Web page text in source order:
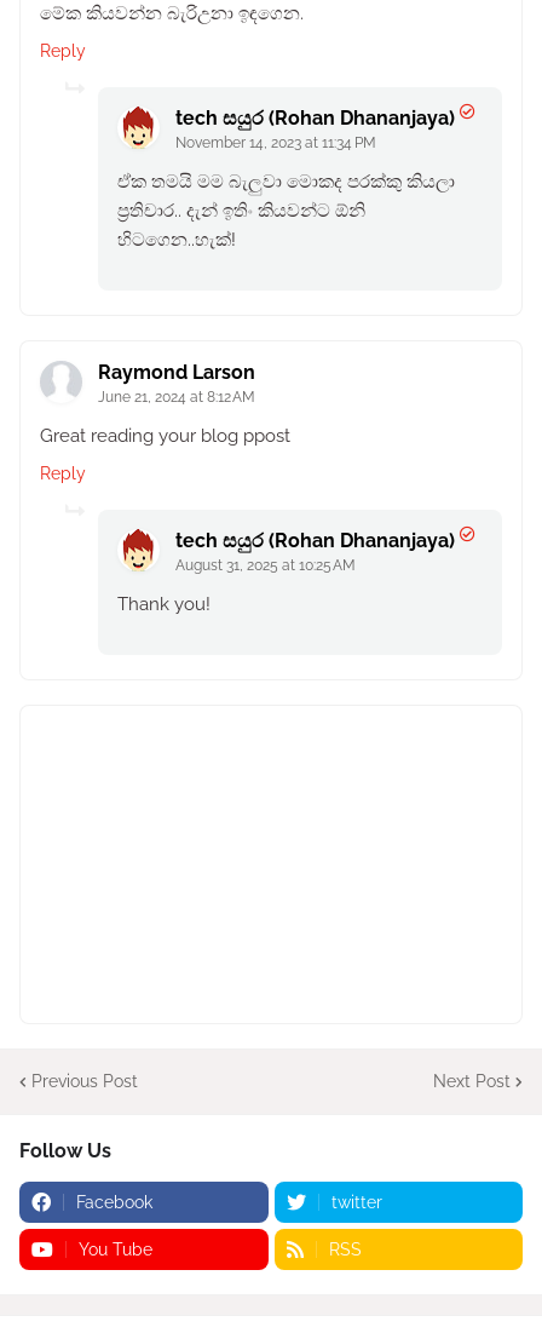
මේක කියවන්න බැරිඋනා ඉඳගෙන.
Reply
tech සයුර (Rohan Dhananjaya)
November 14, 2023 at 11:34 PM
ඒක තමයි මම බැලුවා මොකද පරක්කු කියලා
ප්‍රතිචාර.. දැන් ඉතිං කියවන්ට ඕනි
හිටගෙන..හැක්!
Raymond Larson
June 21, 2024 at 8:12 AM
Great reading your blog ppost
Reply
tech සයුර (Rohan Dhananjaya)
August 31, 2025 at 10:25 AM
Thank you!
Previous Post Next Post
Follow Us
Facebook twitter
You Tube RSS